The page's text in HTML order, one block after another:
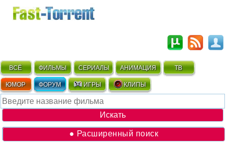
ВСЁ ФИЛЬМЫ СЕРИАЛЫ АНИМАЦИЯ ТВ
ЮМОР ФОРУМ ИГРЫ КЛИПЫ
● Расширенный поиск